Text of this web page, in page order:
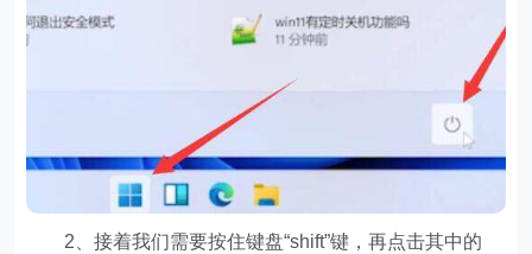
2、接着我们需要按住键盘“shift”键，再点击其中的